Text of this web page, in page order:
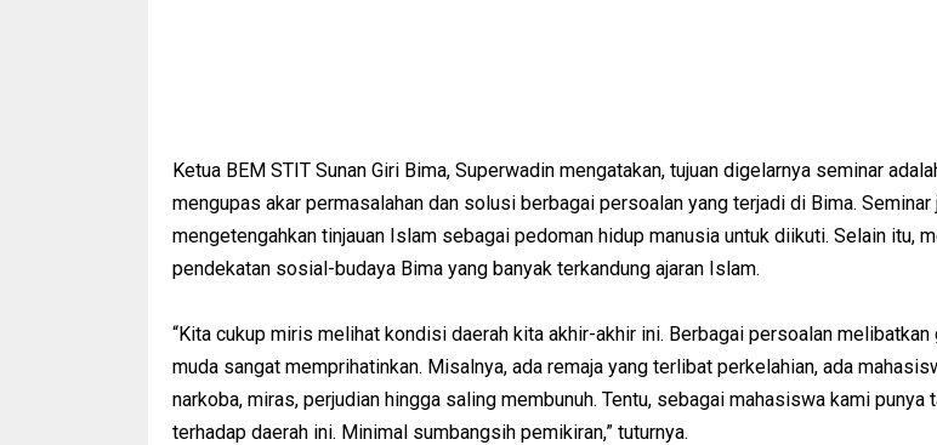
Ketua BEM STIT Sunan Giri Bima, Superwadin mengatakan, tujuan digelarnya seminar
mengupas akar permasalahan dan solusi berbagai persoalan yang terjadi di Bima. Seminar
mengetengahkan tinjauan Islam sebagai pedoman hidup manusia untuk diikuti. Selain itu,
pendekatan sosial-budaya Bima yang banyak terkandung ajaran Islam.
“Kita cukup miris melihat kondisi daerah kita akhir-akhir ini. Berbagai persoalan melibatkan
muda sangat memprihatinkan. Misalnya, ada remaja yang terlibat perkelahian, ada
narkoba, miras, perjudian hingga saling membunuh. Tentu, sebagai mahasiswa kami punya
terhadap daerah ini. Minimal sumbangsih pemikiran,” tuturnya.